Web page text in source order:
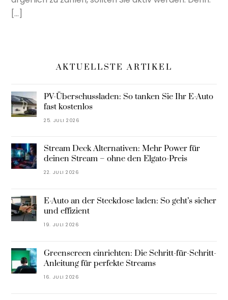
[…]
AKTUELLSTE ARTIKEL
PV-Überschussladen: So tanken Sie Ihr E-Auto
fast kostenlos
25. JULI 2026
Stream Deck Alternativen: Mehr Power für
deinen Stream – ohne den Elgato-Preis
22. JULI 2026
E-Auto an der Steckdose laden: So geht’s sicher
und effizient
19. JULI 2026
Greenscreen einrichten: Die Schritt-für-Schritt-
Anleitung für perfekte Streams
16. JULI 2026